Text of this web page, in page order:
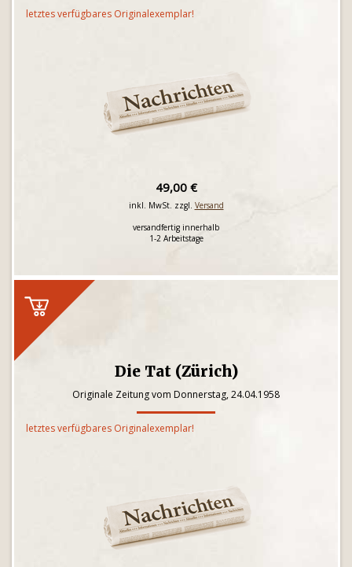
letztes verfügbares Originalexemplar!
49,00 €
inkl. MwSt. zzgl. Versand
versandfertig innerhalb
1-2 Arbeitstage
Die Tat (Zürich)
Originale Zeitung vom Donnerstag, 24.04.1958
letztes verfügbares Originalexemplar!